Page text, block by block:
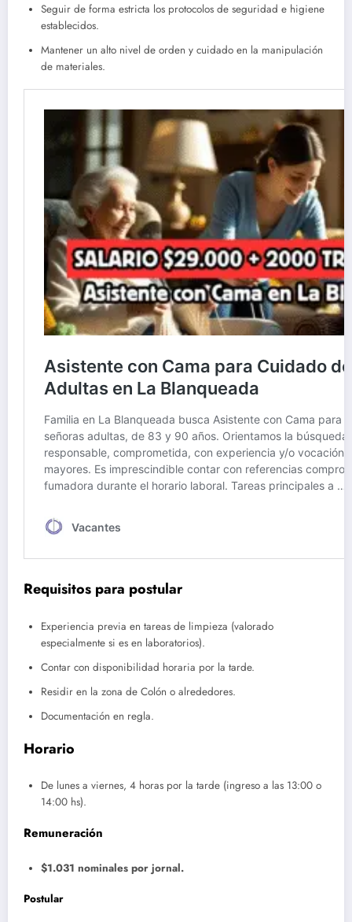
Seguir de forma estricta los protocolos de seguridad e higiene
establecidos.
Mantener un alto nivel de orden y cuidado en la manipulación
de materiales.
Requisitos para postular
Experiencia previa en tareas de limpieza (valorado
especialmente si es en laboratorios).
Contar con disponibilidad horaria por la tarde.
Residir en la zona de Colón o alrededores.
Documentación en regla.
Horario
De lunes a viernes, 4 horas por la tarde (ingreso a las 13:00 o
14:00 hs).
Remuneración
$1.031 nominales por jornal.
Postular